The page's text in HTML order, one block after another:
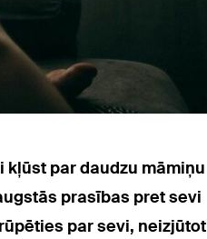
par daudzu māmiņu
prasības pret sevi
par sevi, neizjūtot